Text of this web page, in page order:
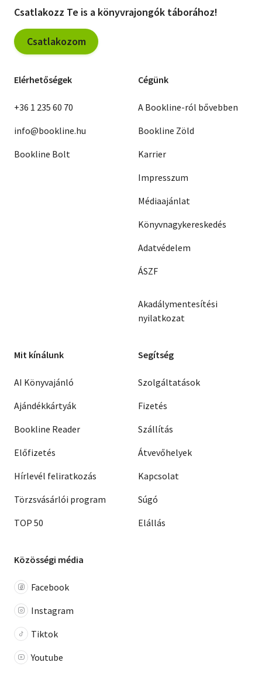
Csatlakozz Te is a könyvrajongók táborához!
Csatlakozom
Elérhetőségek
+36 1 235 60 70
info@bookline.hu
Bookline Bolt
Cégünk
A Bookline-ról bővebben
Bookline Zöld
Karrier
Impresszum
Médiaajánlat
Könyvnagykereskedés
Adatvédelem
ÁSZF
Akadálymentesítési
nyilatkozat
Mit kínálunk
AI Könyvajánló
Ajándékkártyák
Bookline Reader
Előfizetés
Hírlevél feliratkozás
Törzsvásárlói program
TOP 50
Segítség
Szolgáltatások
Fizetés
Szállítás
Átvevőhelyek
Kapcsolat
Súgó
Elállás
Közösségi média
Facebook
Instagram
Tiktok
Youtube